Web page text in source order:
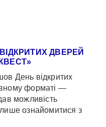
ДВЕРЕЙ
День відкритих
форматі —
можливість
лише ознайомитися з